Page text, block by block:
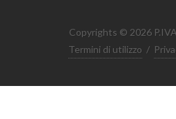
Copyrights © 2026
Termini di utilizzo /